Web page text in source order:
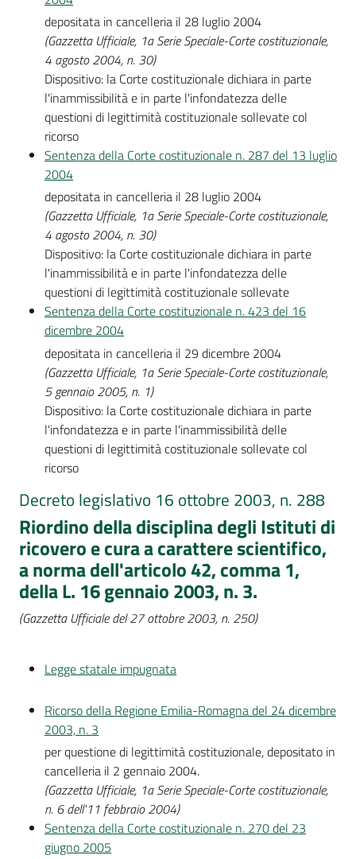
depositata in cancelleria il 28 luglio 2004
(Gazzetta Ufficiale, 1a Serie Speciale-Corte costituzionale,
4 agosto 2004, n. 30)
Dispositivo: la Corte costituzionale dichiara in parte
l'inammissibilità e in parte l'infondatezza delle
questioni di legittimità costituzionale sollevate col
ricorso
Sentenza della Corte costituzionale n. 287 del 13 luglio
2004
depositata in cancelleria il 28 luglio 2004
(Gazzetta Ufficiale, 1a Serie Speciale-Corte costituzionale,
4 agosto 2004, n. 30)
Dispositivo: la Corte costituzionale dichiara in parte
l'inammissibilità e in parte l'infondatezza delle
questioni di legittimità costituzionale sollevate
Sentenza della Corte costituzionale n. 423 del 16
dicembre 2004
depositata in cancelleria il 29 dicembre 2004
(Gazzetta Ufficiale, 1a Serie Speciale-Corte costituzionale,
5 gennaio 2005, n. 1)
Dispositivo: la Corte costituzionale dichiara in parte
l'infondatezza e in parte l'inammissibilità delle
questioni di legittimità costituzionale sollevate col
ricorso
Decreto legislativo 16 ottobre 2003, n. 288
Riordino della disciplina degli Istituti di
ricovero e cura a carattere scientifico,
a norma dell'articolo 42, comma 1,
della L. 16 gennaio 2003, n. 3.
(Gazzetta Ufficiale del 27 ottobre 2003, n. 250)
Legge statale impugnata
Ricorso della Regione Emilia-Romagna del 24 dicembre
2003, n. 3
per questione di legittimità costituzionale, depositato in
cancelleria il 2 gennaio 2004.
(Gazzetta Ufficiale, 1a Serie Speciale-Corte costituzionale,
n. 6 dell'11 febbraio 2004)
Sentenza della Corte costituzionale n. 270 del 23
giugno 2005